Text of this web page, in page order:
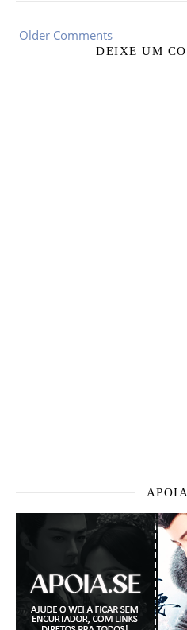
Older Comments
DEIXE UM